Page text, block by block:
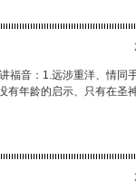
福音：1.远涉重洋、情同
有年龄的启示、只有在圣